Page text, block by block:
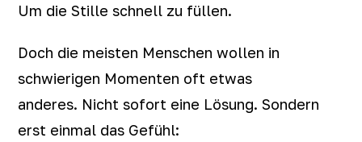
Um die Stille schnell zu füllen.
Doch die meisten Menschen wollen in
schwierigen Momenten oft etwas
anderes. Nicht sofort eine Lösung. Sondern
erst einmal das Gefühl: